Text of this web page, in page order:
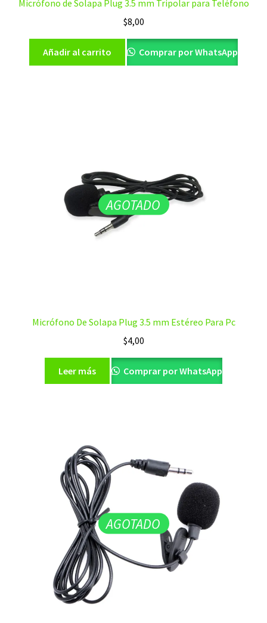
Micrófono de Solapa Plug 3.5 mm Tripolar para Teléfono
$8,00
Añadir al carrito Comprar por WhatsApp
AGOTADO
Micrófono De Solapa Plug 3.5 mm Estéreo Para Pc
$4,00
Leer más Comprar por WhatsApp
AGOTADO